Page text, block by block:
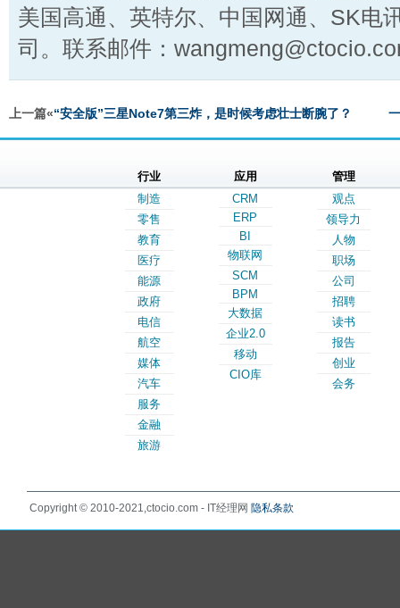
美国高通、英特尔、中国网通、SK电
司。联系邮件：
上一篇«“安全版”三星Note7第三炸，是时候考虑壮士断腕了？
行业
制造
零售
教育
医疗
能源
政府
电信
航空
媒体
汽车
服务
金融
旅游
应用
CRM
ERP
BI
物联网
SCM
BPM
大数据
企业2.0
移动
CIO库
管理
观点
领导力
人物
职场
公司
招聘
读书
报告
创业
会务
Copyright © 2010-2021,ctocio.com - IT经理网 隐私条款